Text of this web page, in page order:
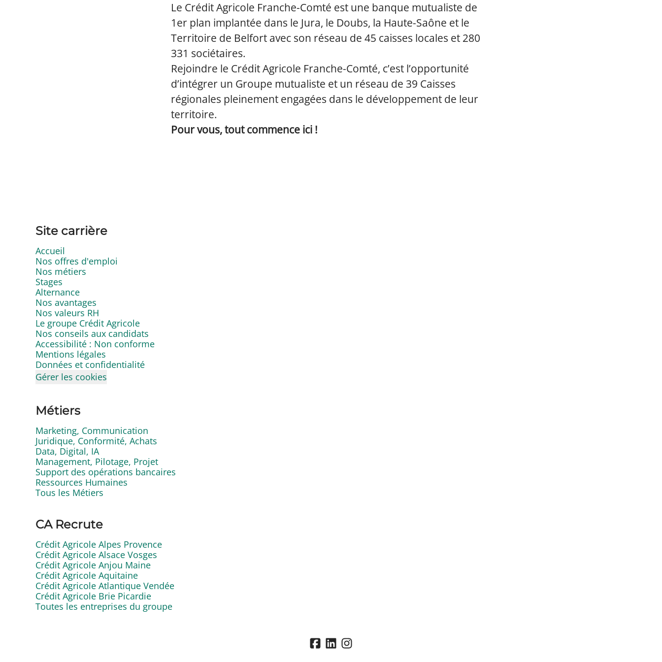
Le Crédit Agricole Franche-Comté est une banque mutualiste de
1er plan implantée dans le Jura, le Doubs, la Haute-Saône et le
Territoire de Belfort avec son réseau de 45 caisses locales et 280
331 sociétaires.
Rejoindre le Crédit Agricole Franche-Comté, c’est l’opportunité
d’intégrer un Groupe mutualiste et un réseau de 39 Caisses
régionales pleinement engagées dans le développement de leur
territoire.
Pour vous, tout commence ici !
Site carrière
Accueil
Nos offres d'emploi
Nos métiers
Stages
Alternance
Nos avantages
Nos valeurs RH
Le groupe Crédit Agricole
Nos conseils aux candidats
Accessibilité : Non conforme
Mentions légales
Données et confidentialité
Gérer les cookies
Métiers
Marketing, Communication
Juridique, Conformité, Achats
Data, Digital, IA
Management, Pilotage, Projet
Support des opérations bancaires
Ressources Humaines
Tous les Métiers
CA Recrute
Crédit Agricole Alpes Provence
Crédit Agricole Alsace Vosges
Crédit Agricole Anjou Maine
Crédit Agricole Aquitaine
Crédit Agricole Atlantique Vendée
Crédit Agricole Brie Picardie
Toutes les entreprises du groupe